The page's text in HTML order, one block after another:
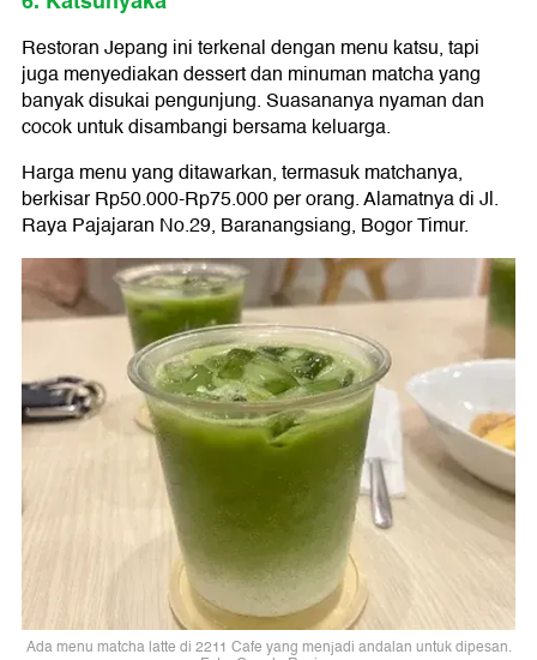
Restoran Jepang ini terkenal dengan menu katsu, tapi
juga menyediakan dessert dan minuman matcha yang
banyak disukai pengunjung. Suasananya nyaman dan
cocok untuk disambangi bersama keluarga.
Harga menu yang ditawarkan, termasuk matchanya,
berkisar Rp50.000-Rp75.000 per orang. Alamatnya di Jl.
Raya Pajajaran No.29, Baranangsiang, Bogor Timur.
Ada menu matcha latte di 2211 Cafe yang menjadi andalan untuk dipesan.